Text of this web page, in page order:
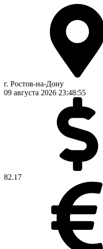
г. Ростов-на-Дону
09 августа 2026 23:48:56
82.17